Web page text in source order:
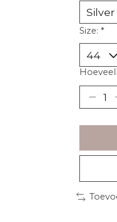
Size: *